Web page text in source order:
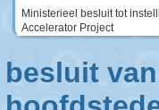
Ministerieel besluit tot
Accelerator Project
besluit